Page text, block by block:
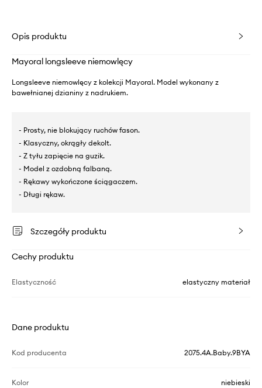
Opis produktu
Mayoral longsleeve niemowlęcy
Longsleeve niemowlęcy z kolekcji Mayoral. Model wykonany z
bawełnianej dzianiny z nadrukiem.
- Prosty, nie blokujący ruchów fason.
- Klasyczny, okrągły dekolt.
- Z tyłu zapięcie na guzik.
- Model z ozdobną falbaną.
- Rękawy wykończone ściągaczem.
- Długi rękaw.
Szczegóły produktu
Cechy produktu
Elastyczność elastyczny materiał
Dane produktu
Kod producenta 2075.4A.Baby.9BYA
Kolor niebieski